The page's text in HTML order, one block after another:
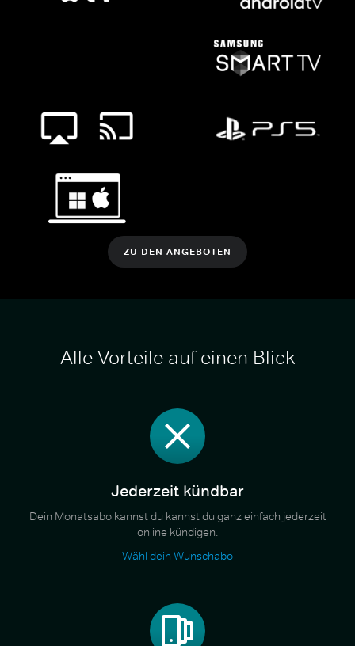
ZU DEN ANGEBOTEN
Alle Vorteile auf einen Blick
Jederzeit kündbar
Dein Monatsabo kannst du kannst du ganz einfach jederzeit
online kündigen.
Wähl dein Wunschabo